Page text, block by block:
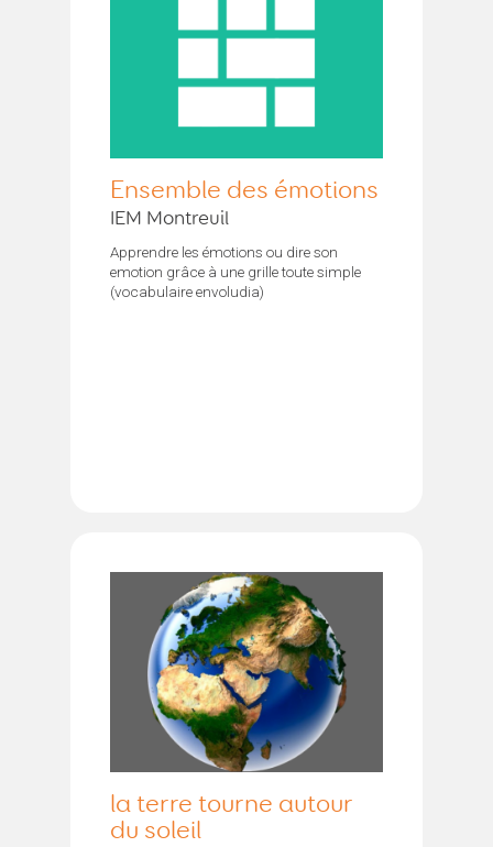
Ensemble des émotions
IEM Montreuil
Apprendre les émotions ou dire son
emotion grâce à une grille toute simple
(vocabulaire envoludia)
la terre tourne autour
du soleil